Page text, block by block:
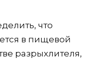
что
в пищевой
разрыхлителя,